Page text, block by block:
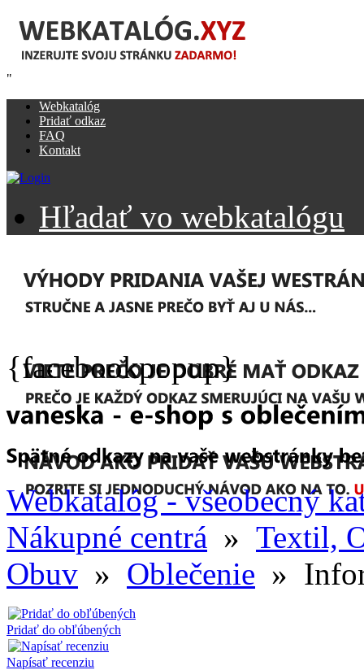
"
Webkatalóg
Pridať odkaz
FAQ
Kontakt
Hľadať vo webkatalógu
{facebookpopup}
Webkatalóg - všeobecný
Nákupné centrá » Textil,
Obuv » Oblečenie »
Pridať do obľúbených
Napísať recenziu